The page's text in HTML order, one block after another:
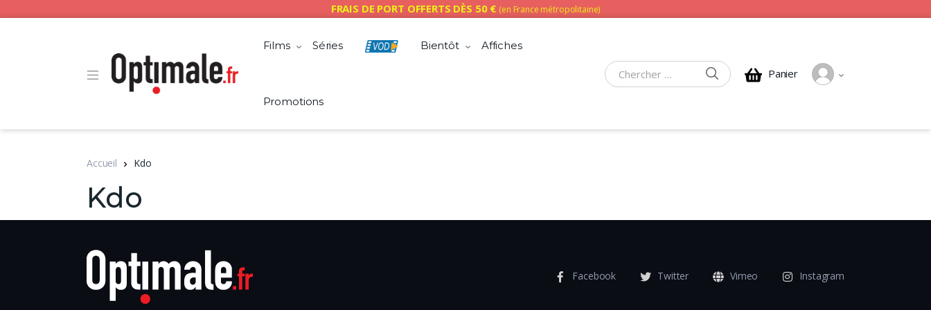
FRAIS DE PORT OFFERTS DÈS 50 € (en France métropolitaine)
Films Séries Bientôt Affiches
Promotions
Chercher :
CHERCHERPanier
Accueil Kdo
Kdo
Facebook Twitter Vimeo Instagram